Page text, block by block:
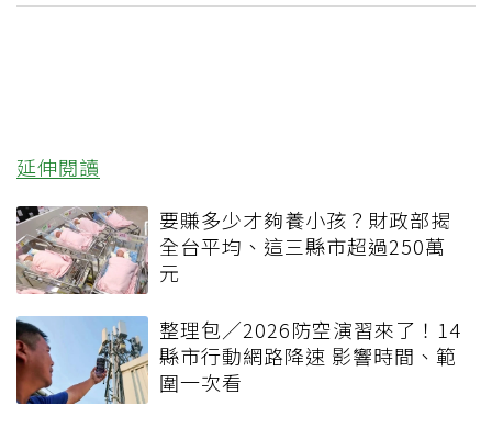
延伸閱讀
要賺多少才夠養小孩？財政部揭
全台平均、這三縣市超過250萬
元
整理包／2026防空演習來了！14
縣市行動網路降速 影響時間、範
圍一次看